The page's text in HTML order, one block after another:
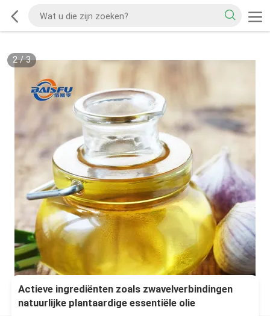
2/3
Actieve ingrediënten zoals zwavelverbindingen
natuurlijke plantaardige essentiële olie